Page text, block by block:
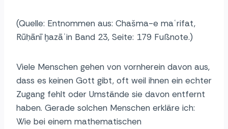
(Quelle: Entnommen aus: Chašma-e maʿrifat,
Rūḥānī ḫazāʾin Band 23, Seite: 179 Fußnote.)
Viele Menschen gehen von vornherein davon aus,
dass es keinen Gott gibt, oft weil ihnen ein echter
Zugang fehlt oder Umstände sie davon entfernt
haben. Gerade solchen Menschen erkläre ich:
Wie bei einem mathematischen